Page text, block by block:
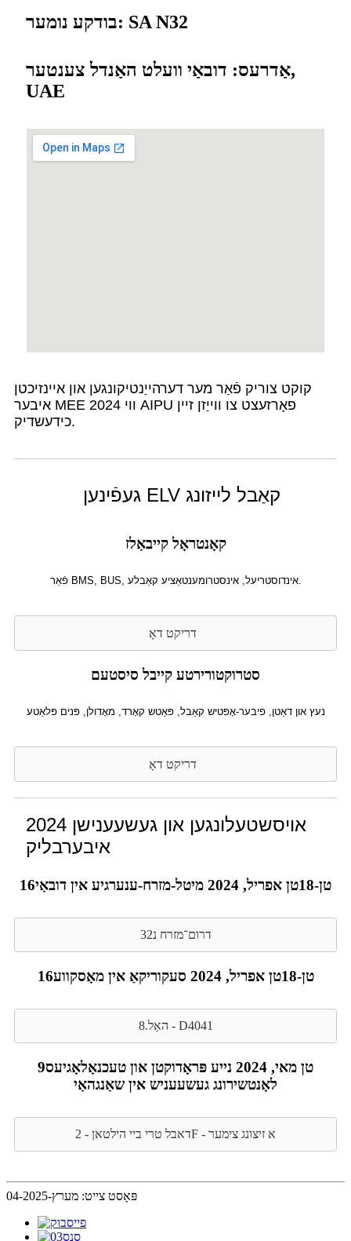
בודקע נומער: SA N32
אַדרעס: דובאַי וועלט האַנדל צענטער,
UAE
קוקט צוריק פֿאַר מער דערהייַנטיקונגען און איינזיכטן
איבער MEE 2024 ווי AIPU פאָרזעצט צו ווייַזן זיין
כידעשדיק.
געפֿינען ELV קאַבל לייזונג
קאָנטראָל קייבאַלז
פֿאַר BMS, BUS, אינדוסטריעל, אינסטרומענטאַציע קאַבלע.
דריקט דאָ
סטרוקטורירטע קייבל סיסטעם
נעץ און דאַטן, פיבער-אָפּטיש קאַבל, פּאַטש קאָרד, מאָדולן, פּנים פּלאַטע
דריקט דאָ
2024 אויסשטעלונגען און געשעענישן
איבערבליק
16טן-18טן אפריל, 2024 מיטל-מזרח-ענערגיע אין דובאַי
דרום־מזרח נ32
16טן-18טן אפריל, 2024 סעקוריקאַ אין מאָסקווע
האַל.8 - D4041
9טן מאי, 2024 נייע פּראָדוקטן און טעכנאָלאָגיעס
לאָנטשירונג געשעעניש אין שאַנגהאַי
דאבל טרי ביי הילטאן - 2F - א זיצונג צימער
פּאָסט צייט: מערץ-04-2025